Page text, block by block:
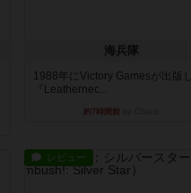
海兵隊
1988年にVictory Gamesが出版
『Leathernec...
約7時間前
レビュー